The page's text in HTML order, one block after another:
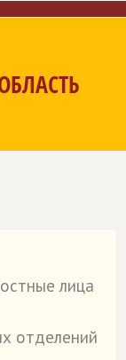
лица
отделений